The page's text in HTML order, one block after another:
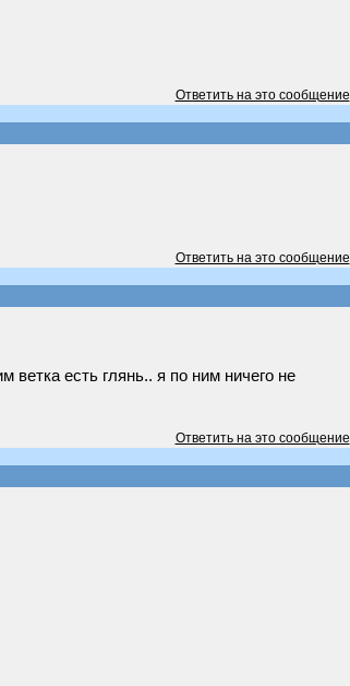
Ответить на это сообщение
Ответить на это сообщение
есть глянь.. я по ним ничего не
Ответить на это сообщение